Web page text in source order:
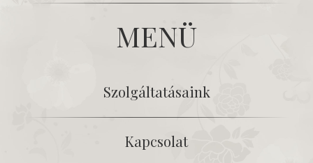
MENÜ
Szolgáltatásaink
Kapcsolat